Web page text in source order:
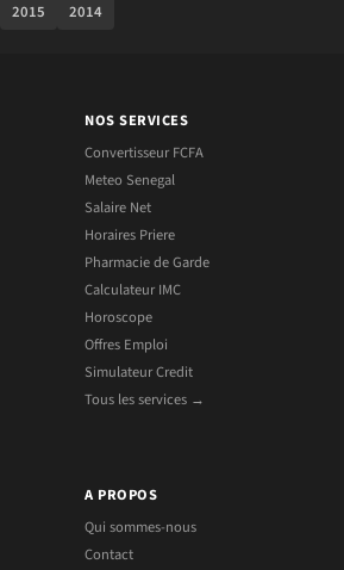
2015 2014
NOS SERVICES
Convertisseur FCFA
Meteo Senegal
Salaire Net
Horaires Priere
Pharmacie de Garde
Calculateur IMC
Horoscope
Offres Emploi
Simulateur Credit
Tous les services →
A PROPOS
Qui sommes-nous
Contact